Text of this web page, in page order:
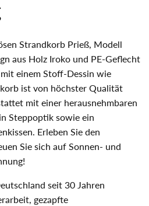
Strandkorb Prieß, Modell
aus Holz Iroko und PE-Geflecht
einem Stoff-Dessin wie
ist von höchster Qualität
mit einer herausnehmbaren
Steppoptik sowie ein
Erleben Sie den
Sie sich auf Sonnen- und
seit 30 Jahren
gezapfte